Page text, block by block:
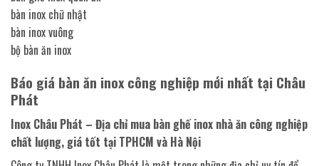
bàn inox chữ nhật
bàn inox vuông
bộ bàn ăn inox
Báo giá bàn ăn inox công nghiệp mới nhất tại Châu
Phát
Inox Châu Phát – Địa chỉ mua bàn ghế inox nhà ăn công nghiệp
chất lượng, giá tốt tại TPHCM và Hà Nội